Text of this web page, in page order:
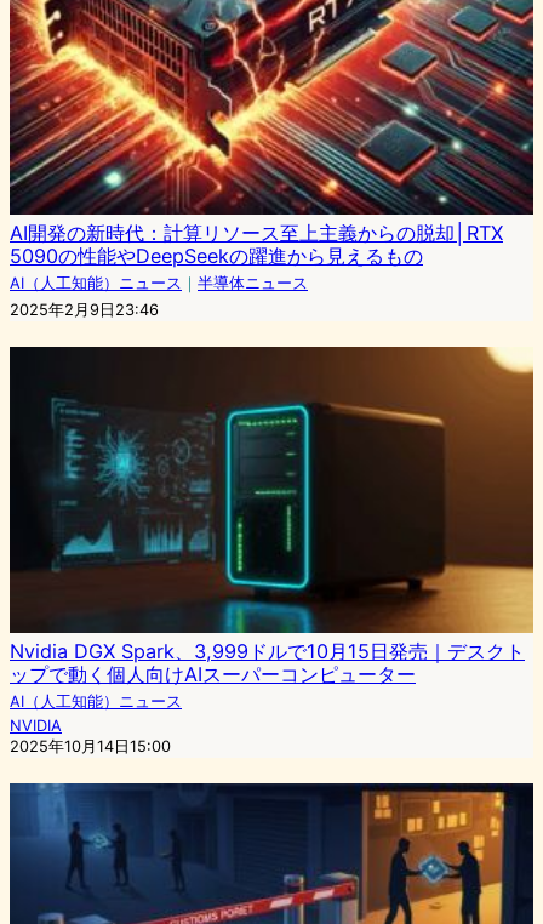
AI開発の新時代：計算リソース至上主義からの脱却│RTX
5090の性能やDeepSeekの躍進から見えるもの
AI（人工知能）ニュース ｜ 半導体ニュース
2025年2月9日23:46
Nvidia DGX Spark、3,999ドルで10月15日発売｜デスクト
ップで動く個人向けAIスーパーコンピューター
AI（人工知能）ニュース
NVIDIA
2025年10月14日15:00